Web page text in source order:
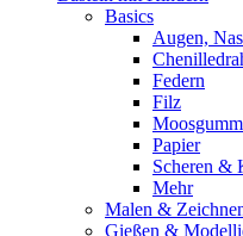
Basics
Augen,
Federn
Filz
Papier
Scheren &
Mehr
Malen &
Gießen &